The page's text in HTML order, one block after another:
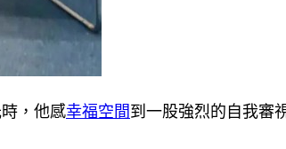
，他感幸福空間到一股強烈的自我審